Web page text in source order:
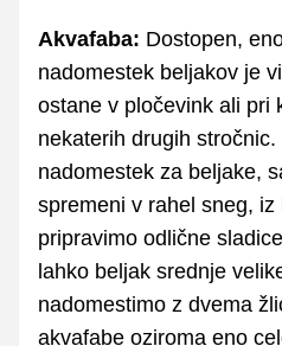
Akvafaba: Dostopen,
nadomestek beljakov je
ostane v pločevink ali pri
nekaterih drugih stročnic.
nadomestek za beljake,
spremeni v rahel sneg,
pripravimo odlične
lahko beljak srednje
nadomestimo z dvema
akvafabe oziroma eno